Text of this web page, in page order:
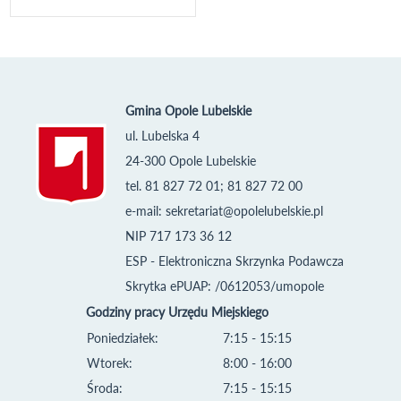
Gmina Opole Lubelskie
ul. Lubelska 4
24-300 Opole Lubelskie
tel. 81 827 72 01; 81 827 72 00
e-mail: sekretariat@opolelubelskie.pl
NIP 717 173 36 12
ESP - Elektroniczna Skrzynka Podawcza
Skrytka ePUAP: /0612053/umopole
Godziny pracy Urzędu Miejskiego
Poniedziałek:
Wtorek:
Środa:
7:15 - 15:15
8:00 - 16:00
7:15 - 15:15